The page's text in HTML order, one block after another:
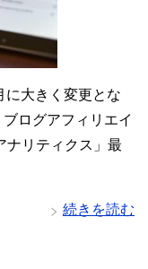
に大きく変更とな
ログアフィリエイ
ナリティクス」最
続きを読む